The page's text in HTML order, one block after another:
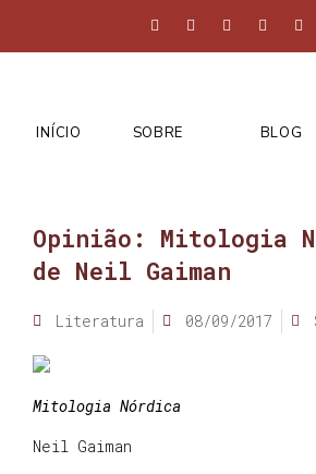
INÍCIO SOBRE BLOG
Opinião: Mitologia
de Neil Gaiman
Literatura 08/09/2017
Mitologia Nórdica
Neil Gaiman